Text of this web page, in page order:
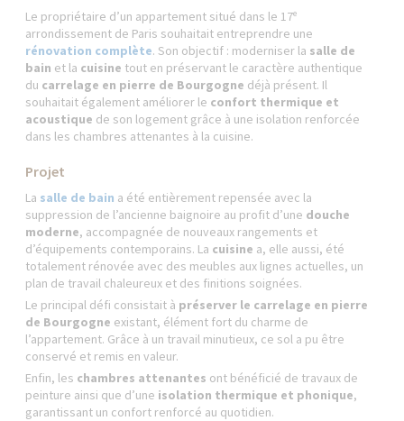
Le propriétaire d’un appartement situé dans le 17ᵉ
arrondissement de Paris souhaitait entreprendre une
rénovation complète. Son objectif : moderniser la salle de
bain et la cuisine tout en préservant le caractère authentique
du carrelage en pierre de Bourgogne déjà présent. Il
souhaitait également améliorer le confort thermique et
acoustique de son logement grâce à une isolation renforcée
dans les chambres attenantes à la cuisine.
Projet
La salle de bain a été entièrement repensée avec la
suppression de l’ancienne baignoire au profit d’une douche
moderne, accompagnée de nouveaux rangements et
d’équipements contemporains. La cuisine a, elle aussi, été
totalement rénovée avec des meubles aux lignes actuelles, un
plan de travail chaleureux et des finitions soignées.
Le principal défi consistait à préserver le carrelage en pierre
de Bourgogne existant, élément fort du charme de
l’appartement. Grâce à un travail minutieux, ce sol a pu être
conservé et remis en valeur.
Enfin, les chambres attenantes ont bénéficié de travaux de
peinture ainsi que d’une isolation thermique et phonique,
garantissant un confort renforcé au quotidien.